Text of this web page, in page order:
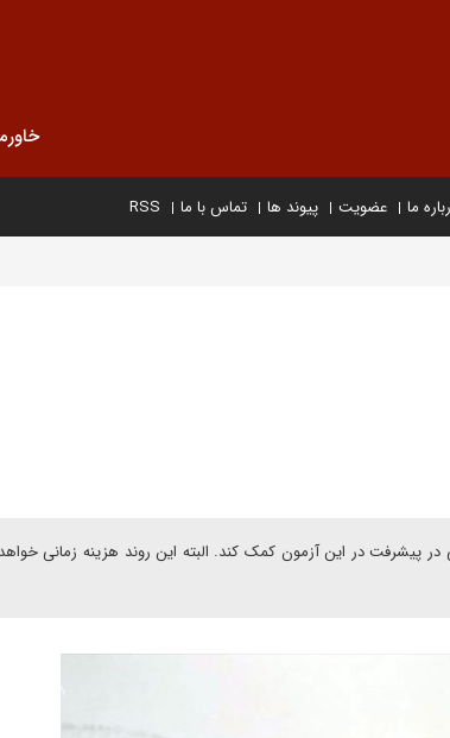
ما عضویت پیوند ها تماس با ما RSS
در پیشرفت در این آزمون کمک کند. البته این روند هزینه زمانی